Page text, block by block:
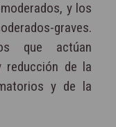
y los
graves.
que actúan
reducción de la
y de la